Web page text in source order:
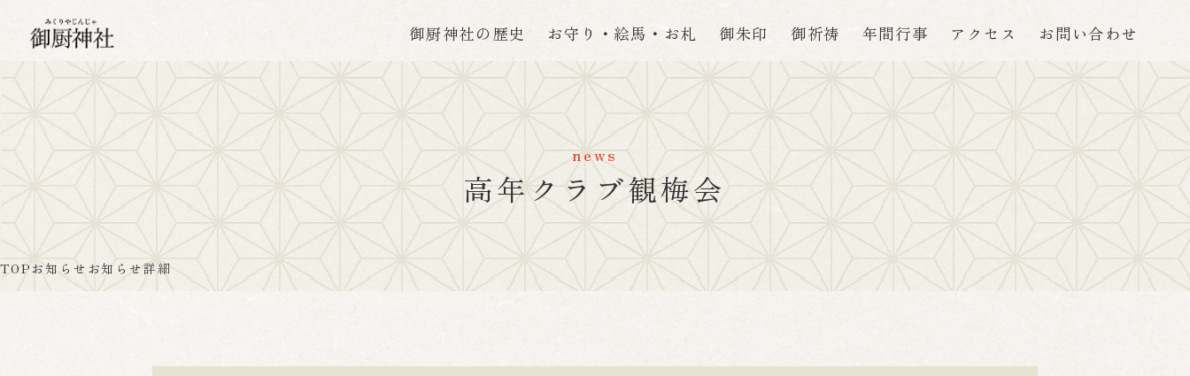
御厨神社の歴史 お守り・絵馬・お札 御朱印 御祈祷 年間行事 アクセス お問い合わせ
news
高年クラブ観梅会
TOPお知らせ お知らせ詳細